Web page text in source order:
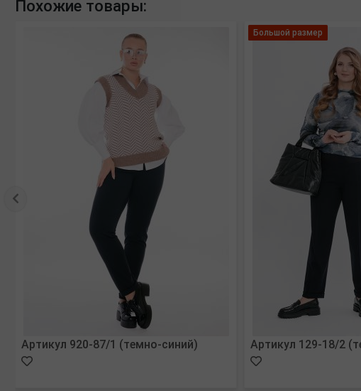
Похожие товары:
Артикул 920-87/1 (темно-синий)
Большой размер
Артикул 129-18/2